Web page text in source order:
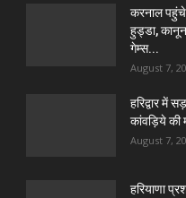
करनाल पहुंचे
हुड्डा,
गेम्स...
August 7,
हरिद्वार में
कांवड़िये की
August 7,
हरियाणा